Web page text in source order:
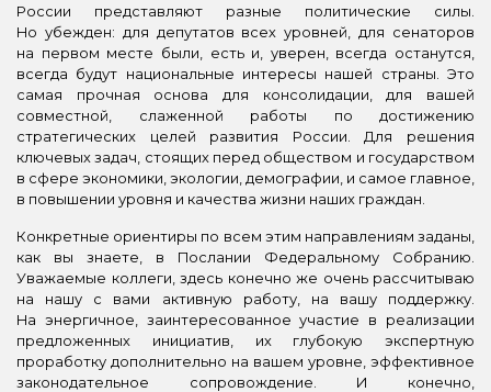
России представляют разные политические силы.
Но убежден: для депутатов всех уровней, для сенаторов
на первом месте были, есть и, уверен, всегда останутся,
всегда будут национальные интересы нашей страны. Это
самая прочная основа для консолидации, для вашей
совместной, слаженной работы по достижению
стратегических целей развития России. Для решения
ключевых задач, стоящих перед обществом и государством
в сфере экономики, экологии, демографии, и самое главное,
в повышении уровня и качества жизни наших граждан.
Конкретные ориентиры по всем этим направлениям заданы,
как вы знаете, в Послании Федеральному Собранию.
Уважаемые коллеги, здесь конечно же очень рассчитываю
на нашу с вами активную работу, на вашу поддержку.
На энергичное, заинтересованное участие в реализации
предложенных инициатив, их глубокую экспертную
проработку дополнительно на вашем уровне, эффективное
законодательное сопровождение. И конечно,